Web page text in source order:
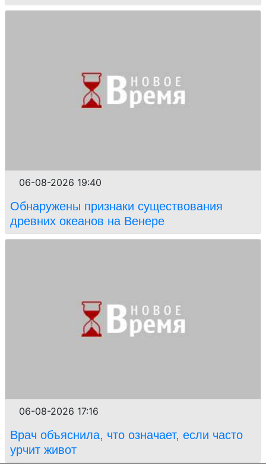
06-08-2026 19:40
Обнаружены признаки существования
древних океанов на Венере
06-08-2026 17:16
Врач объяснила, что означает, если часто
урчит живот